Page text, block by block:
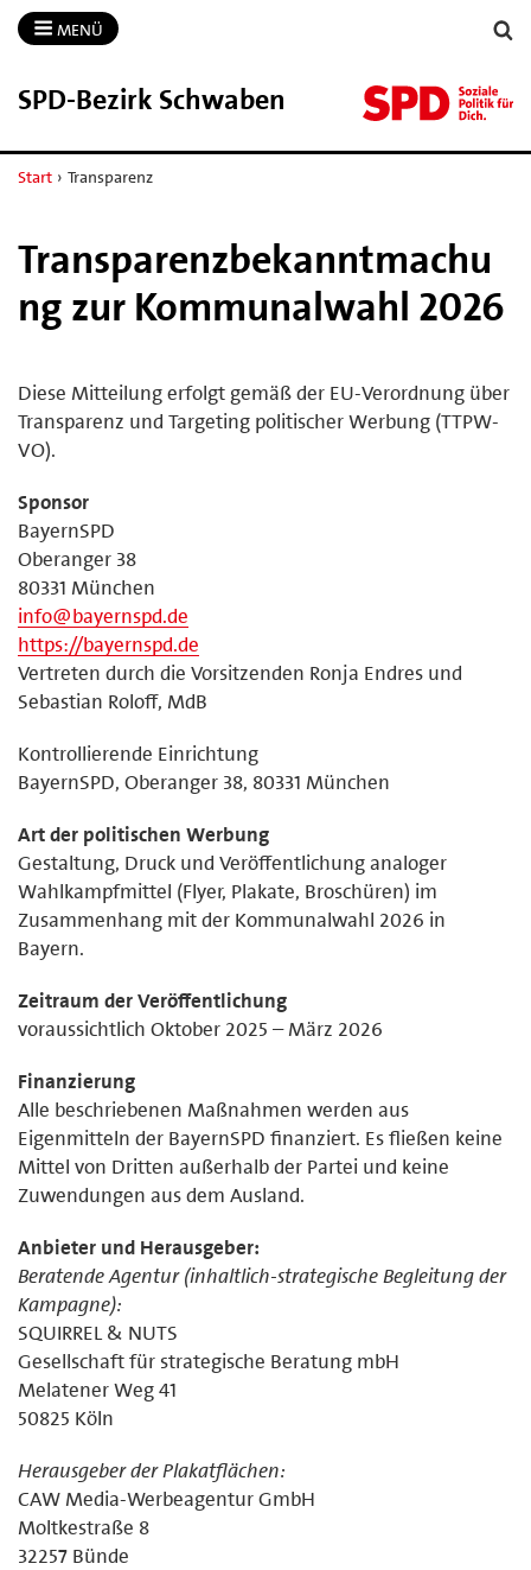
MENÜ
SPD-​Bezirk Schwaben
Start › Transparenz
Transparenzbekanntmachu
ng zur Kommunalwahl 2026
Diese Mitteilung erfolgt gemäß der EU-Verordnung über
Transparenz und Targeting politischer Werbung (TTPW-
VO).
Sponsor
BayernSPD
Oberanger 38
80331 München
info@bayernspd.de
https://bayernspd.de
Vertreten durch die Vorsitzenden Ronja Endres und
Sebastian Roloff, MdB
Kontrollierende Einrichtung
BayernSPD, Oberanger 38, 80331 München
Art der politischen Werbung
Gestaltung, Druck und Veröffentlichung analoger
Wahlkampfmittel (Flyer, Plakate, Broschüren) im
Zusammenhang mit der Kommunalwahl 2026 in
Bayern.
Zeitraum der Veröffentlichung
voraussichtlich Oktober 2025 – März 2026
Finanzierung
Alle beschriebenen Maßnahmen werden aus
Eigenmitteln der BayernSPD finanziert. Es fließen keine
Mittel von Dritten außerhalb der Partei und keine
Zuwendungen aus dem Ausland.
Anbieter und Herausgeber:
Beratende Agentur (inhaltlich-strategische Begleitung der
Kampagne):
SQUIRREL & NUTS
Gesellschaft für strategische Beratung mbH
Melatener Weg 41
50825 Köln
Herausgeber der Plakatflächen:
CAW Media-Werbeagentur GmbH
Moltkestraße 8
32257 Bünde